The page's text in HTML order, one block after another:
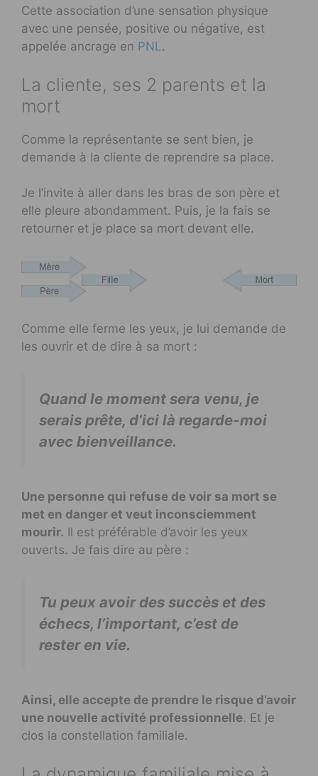
Cette association d’une sensation physique
avec une pensée, positive ou négative, est
appelée ancrage en PNL.
La cliente, ses 2 parents et la
mort
Comme la représentante se sent bien, je
demande à la cliente de reprendre sa place.
Je l’invite à aller dans les bras de son père et
elle pleure abondamment. Puis, je la fais se
retourner et je place sa mort devant elle.
Comme elle ferme les yeux, je lui demande de
les ouvrir et de dire à sa mort :
Quand le moment sera venu, je
serais prête, d’ici là regarde-moi
avec bienveillance.
Une personne qui refuse de voir sa mort se
met en danger et veut inconsciemment
mourir. Il est préférable d’avoir les yeux
ouverts. Je fais dire au père :
Tu peux avoir des succès et des
échecs, l’important, c’est de
rester en vie.
Ainsi, elle accepte de prendre le risque d’avoir
une nouvelle activité professionnelle. Et je
clos la constellation familiale.